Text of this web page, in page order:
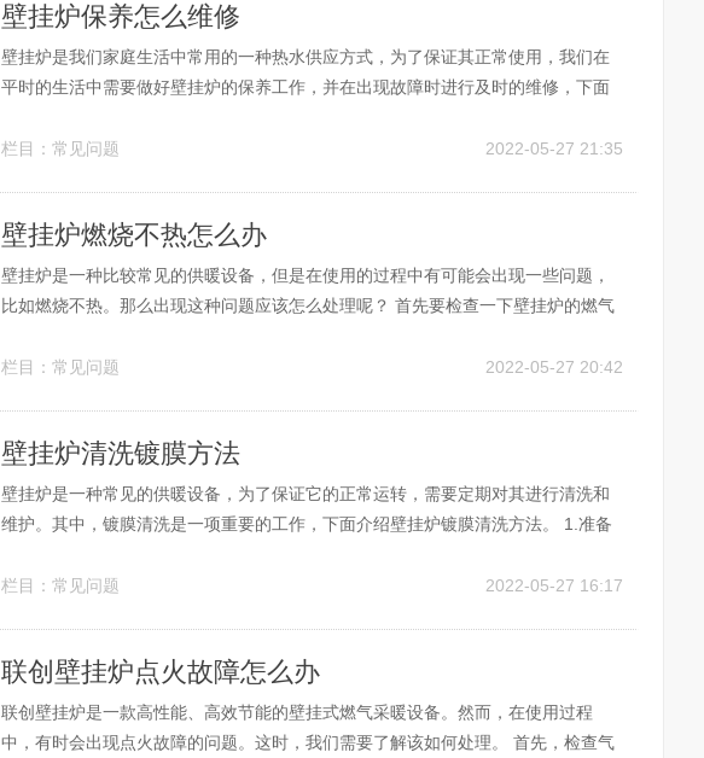
壁挂炉保养怎么维修
壁挂炉是我们家庭生活中常用的一种热水供应方式，为了保证其正常使用，我们在
平时的生活中需要做好壁挂炉的保养工作，并在出现故障时进行及时的维修，下面
程中，壁挂炉表面容易被尘土覆盖，并且在空气中还可能有其他杂物进入，这时候
栏目： 常见问题 2022-05-27 21:35
壁挂炉燃烧不热怎么办
壁挂炉是一种比较常见的供暖设备，但是在使用的过程中有可能会出现一些问题，
比如燃烧不热。那么出现这种问题应该怎么处理呢？ 首先要检查一下壁挂炉的燃气
检查一下壁挂炉的燃烧室是否燃料充足，一般来说如果燃料不足也会导致燃烧不
栏目： 常见问题 2022-05-27 20:42
壁挂炉清洗镀膜方法
壁挂炉是一种常见的供暖设备，为了保证它的正常运转，需要定期对其进行清洗和
维护。其中，镀膜清洗是一项重要的工作，下面介绍壁挂炉镀膜清洗方法。 1.准备
体顶部遮盖板，方便清洗。 2.清洗镀膜 在清洗镀膜前，需要先拆下炉燃烧室内各个
栏目： 常见问题 2022-05-27 16:17
联创壁挂炉点火故障怎么办
联创壁挂炉是一款高性能、高效节能的壁挂式燃气采暖设备。然而，在使用过程
中，有时会出现点火故障的问题。这时，我们需要了解该如何处理。 首先，检查气